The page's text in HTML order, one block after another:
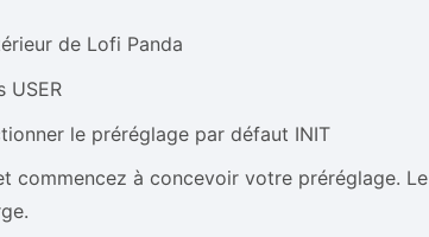
de Lofi Panda
USER
le préréglage par défaut INIT
commencez à concevoir votre préréglage. Le